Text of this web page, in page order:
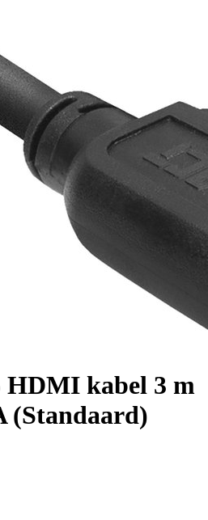
HDMI kabel 3 m
(Standaard)